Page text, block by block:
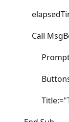
Call